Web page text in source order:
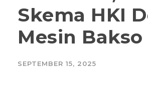
Skema HKI
Mesin Bakso
SEPTEMBER 15, 2025